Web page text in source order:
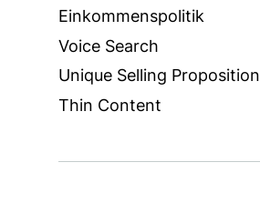
Einkommenspolitik
Voice Search
Unique Selling Proposition
Thin Content